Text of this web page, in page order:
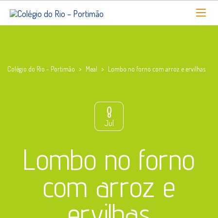
Colégio do Rio - Portimão > Meal > Lombo no forno com arroz e ervilhas
8
Jul
Lombo no forno
com arroz e